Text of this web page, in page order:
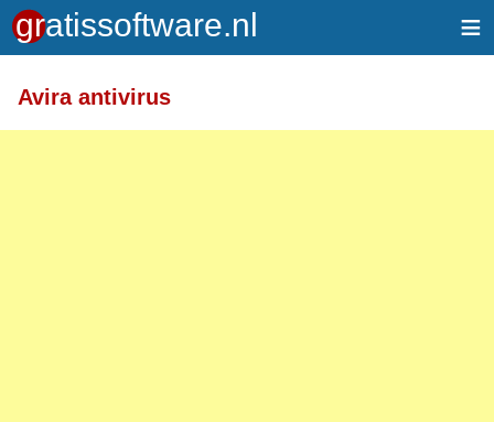
≡
Avira antivirus
Toegelaten HTML-tags: <a> <em> <strong> <br>
<br /> <i> <b> <p>